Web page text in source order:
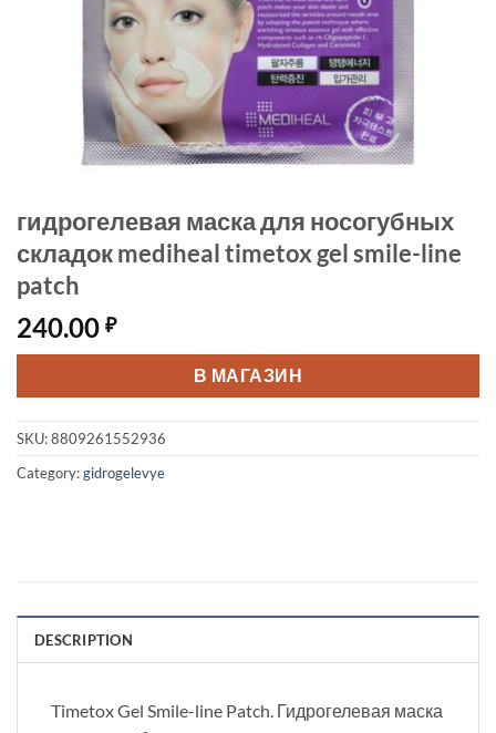
гидрогелевая маска для носогубных
складок mediheal timetox gel smile-line
patch
240.00 ₽
В МАГАЗИН
SKU:8809261552936
Category:gidrogelevye
DESCRIPTION
Timetox Gel Smile-line Patch. Гидрогелевая маска